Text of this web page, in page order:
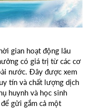
gian hoạt động lâu
có giá trị từ các cơ
nước. Đây được xem
tín và chất lượng dịch
huynh và học sinh
gửi gắm cả một